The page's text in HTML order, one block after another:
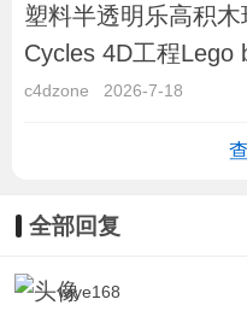
塑料半透明乐高积木
Cycles 4D工程Lego
project file
c4dzone 2026-7-18
全部回复
wjye168